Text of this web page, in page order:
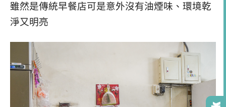
雖然是傳統早餐店可是意外沒有油煙味、環境乾
淨又明亮